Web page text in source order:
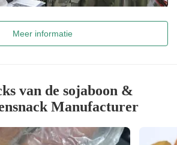
Meer informatie
van de sojaboon &
Manufacturer